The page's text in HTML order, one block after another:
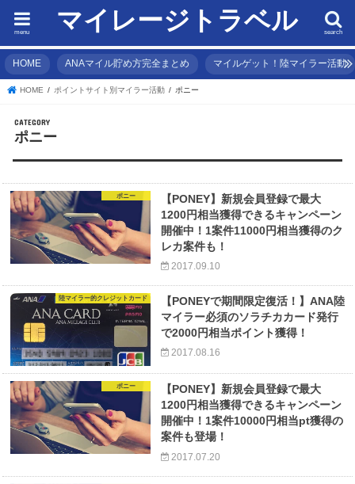
マイレージトラベル search
menu
HOME ANAマイル貯め方完全まとめ マイルゲット！陸マイラー活動
HOME ポイントサイト別マイラー活動 ポニー
ポニー
ポニー
【PONEY】新規会員登録で最大
1200円相当獲得できるキャンペーン
開催中！1案件11000円相当獲得のク
レカ案件も！
2017.09.10
陸マイラー的クレジットカード
【PONEYで期間限定復活！】ANA陸
マイラー必須のソラチカカード発行
で2000円相当ポイント獲得！
2017.08.16
ポニー
【PONEY】新規会員登録で最大
1200円相当獲得できるキャンペーン
開催中！1案件10000円相当pt獲得の
案件も登場！
2017.07.20